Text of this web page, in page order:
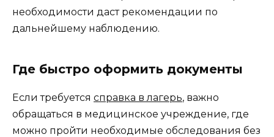
необходимости даст рекомендации по
дальнейшему наблюдению.
Где быстро оформить документы
Если требуется справка в лагерь, важно
обращаться в медицинское учреждение, где
можно пройти необходимые обследования без